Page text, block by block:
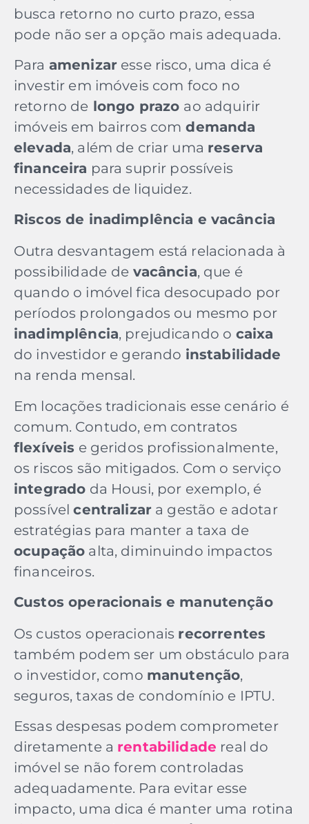
busca retorno no curto prazo, essa
pode não ser a opção mais adequada.
Para amenizar esse risco, uma dica é
investir em imóveis com foco no
retorno de longo prazo ao adquirir
imóveis em bairros com demanda
elevada, além de criar uma reserva
financeira para suprir possíveis
necessidades de liquidez.
Riscos de inadimplência e vacância
Outra desvantagem está relacionada à
possibilidade de vacância, que é
quando o imóvel fica desocupado por
períodos prolongados ou mesmo por
inadimplência, prejudicando o caixa
do investidor e gerando instabilidade
na renda mensal.
Em locações tradicionais esse cenário é
comum. Contudo, em contratos
flexíveis e geridos profissionalmente,
os riscos são mitigados. Com o serviço
integrado da Housi, por exemplo, é
possívelcentralizar a gestão e adotar
estratégias para manter a taxa de
ocupação alta, diminuindo impactos
financeiros.
Custos operacionais e manutenção
Os custos operacionais recorrentes
também podem ser um obstáculo para
o investidor, como manutenção,
seguros, taxas de condomínio e IPTU.
Essas despesas podem comprometer
diretamente a rentabilidade real do
imóvel se não forem controladas
adequadamente. Para evitar esse
impacto, uma dica é manter uma rotina